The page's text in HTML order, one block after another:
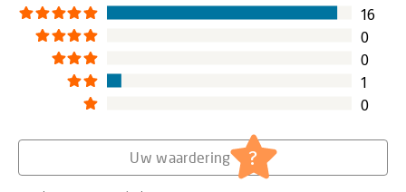
wereld vol
Lees verder
16
0
0
1
0
Uw waardering ?